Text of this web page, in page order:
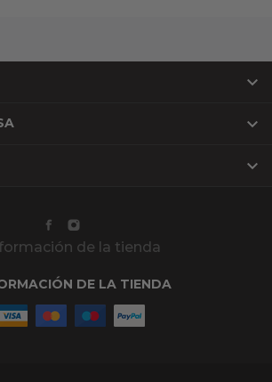



de la tienda
DE LA TIENDA